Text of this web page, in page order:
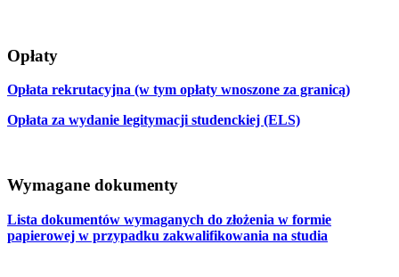
Opłaty
Opłata rekrutacyjna (w tym opłaty wnoszone za granicą)
Opłata za wydanie legitymacji studenckiej (ELS)
Wymagane dokumenty
Lista dokumentów wymaganych do złożenia w formie
papierowej w przypadku zakwalifikowania na studia